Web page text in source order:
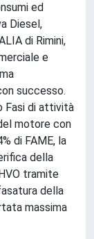
ed
Diesel,
di Rimini,
e
successo.
Fasi di attività
motore con
di FAME, la
della
tramite
della
massima